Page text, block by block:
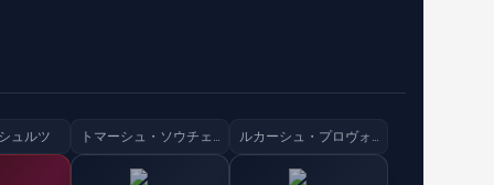
ュルツ トマーシュ・ソウチェク ルカーシュ・プロヴォド